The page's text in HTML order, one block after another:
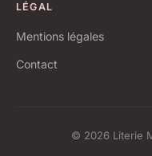
LÉGAL
Mentions légales
Contact
© 2026 Literie